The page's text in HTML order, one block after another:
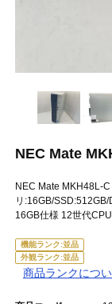
NEC Mate
NEC Mate MKH48L-
リ:16GB/
16GB仕様 12世代
機能ランク:並品
外観ランク:並品
商品ランクにつ